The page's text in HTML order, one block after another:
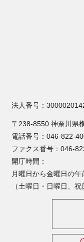
法人番号：
〒238-8550 神奈川県
電話番号：046-822-
ファクス番号：046-
開庁時間：
月曜日から金曜日の
（土曜日・日曜日、